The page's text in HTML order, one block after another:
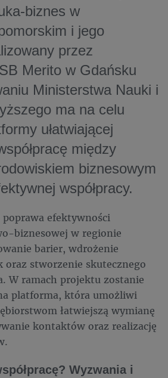
biznes w
i jego
przez
Merito w Gdańsku
Ministerstwa Nauki i
ma na celu
ułatwiającej
między
biznesowym
współpracy.
efektywności
biznesowej w regionie
barier, wdrożenie
oraz stworzenie skutecznego
W ramach projektu zostanie
platforma, która umożliwi
łatwiejszą wymianę
kontaktów oraz realizację
Wyzwania i